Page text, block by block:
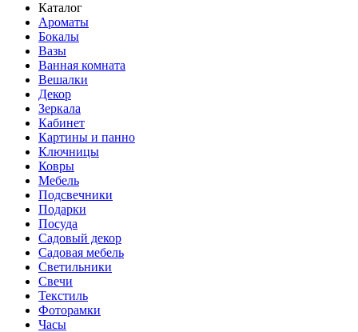
Каталог
Ароматы
Бокалы
Вазы
Ванная комната
Вешалки
Декор
Зеркала
Кабинет
Картины и панно
Ключницы
Ковры
Мебель
Подсвечники
Подарки
Посуда
Садовый декор
Садовая мебель
Светильники
Свечи
Текстиль
Фоторамки
Часы